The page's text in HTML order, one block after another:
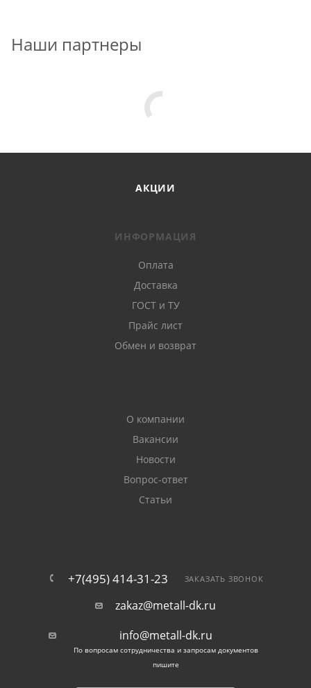
Наши партнеры
АКЦИИ
ИНФОРМАЦИЯ
Оплата
Доставка
ГОСТ и ТУ
Прайс лист
Обмен и возврат
О компании
Вакансии
Новости
Вопрос-ответ
Статьи
+7(495) 414-31-23 ЗАКАЗАТЬ ЗВОНОК
zakaz@metall-dk.ru
info@metall-dk.ru
По вопросам сотрудничества и запросам документов
пишите